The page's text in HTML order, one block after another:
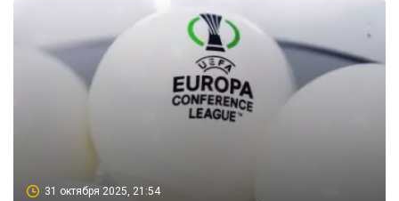
31 октября 2025, 21:54